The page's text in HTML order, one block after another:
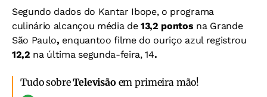
Segundo dados do Kantar Ibope, o programa
culinário alcançou média de13,2 pontos na Grande
São Paulo, enquantoo filme do ouriço azul registrou
12,2 na última segunda-feira, 14.
Tudo sobreTelevisão em primeira mão!